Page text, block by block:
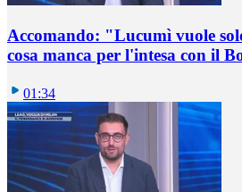
Accomando: "Lucumì vuole
cosa manca per l'intesa con il
01:34